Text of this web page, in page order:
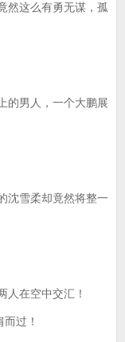
然这么有勇无谋，孤
男人，一个大鹏展
雪柔却竟然将整一
在空中交汇！
过！